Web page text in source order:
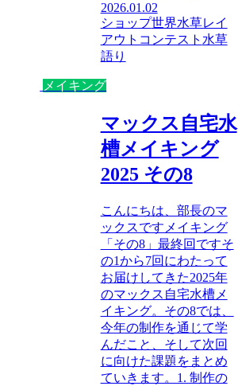
2026.01.02
ショップ世界水草レイ
アウトコンテスト 水草
語り
メイキング
マックス自宅水
槽メイキング
2025 その8
こんにちは、部長のマ
ックスですメイキング
「その8」最終回ですそ
の1から7回にわたって
お届けしてきた2025年
のマックス自宅水槽メ
イキング。その8では、
今年の制作を通じて学
んだこと、そして次回
に向けた課題をまとめ
ていきます。1. 制作の